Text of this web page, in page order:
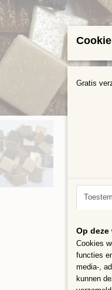
Gratis
Op
Cookies
functies
media-,
kunnen